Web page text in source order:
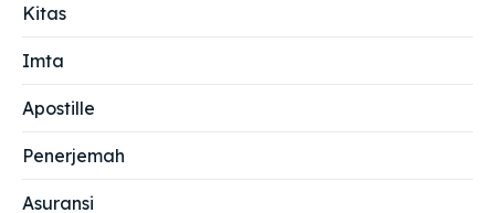
Kitas
Imta
Apostille
Penerjemah
Asuransi